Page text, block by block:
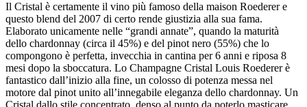
Il Cristal è certamente il vino più famoso della maison Roederer e
questo blend del 2007 di certo rende giustizia alla sua fama.
Elaborato unicamente nelle “grandi annate”, quando la maturità
dello chardonnay (circa il 45%) e del pinot nero (55%) che lo
compongono è perfetta, invecchia in cantina per 6 anni e riposa 8
mesi dopo la sboccatura. Lo Champagne Cristal Louis Roederer è
fantastico dall’inizio alla fine, un colosso di potenza messa nel
motore dal pinot unito all’innegabile eleganza dello chardonnay. Un